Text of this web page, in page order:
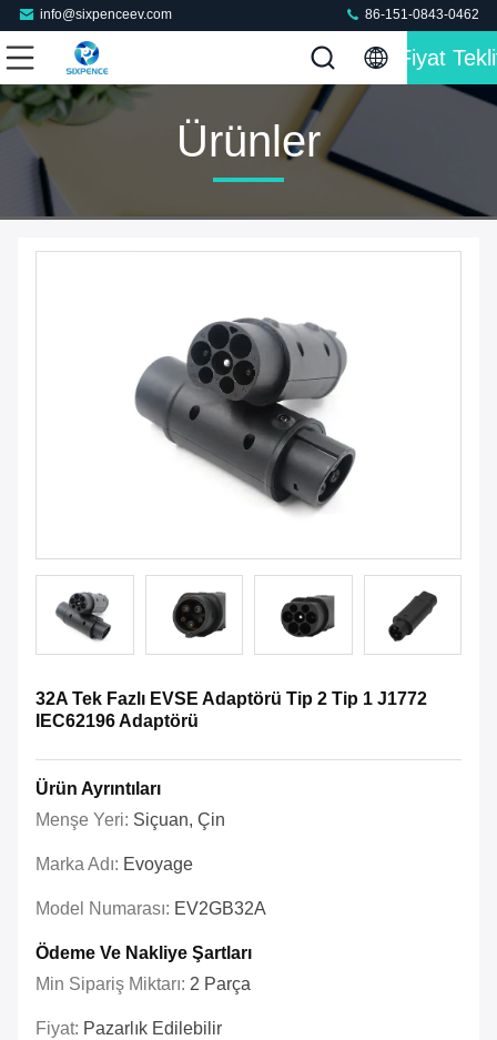
info@sixpenceev.com 86-151-0843-0462
Fiyat
Ürünler
32A Tek Fazlı EVSE Adaptörü Tip 2 Tip 1 J1772
IEC62196 Adaptörü
Ürün Ayrıntıları
Menşe Yeri: Siçuan, Çin
Marka Adı: Evoyage
Model Numarası: EV2GB32A
Ödeme Ve Nakliye Şartları
Min Sipariş Miktarı: 2 Parça
Fiyat: Pazarlık Edilebilir